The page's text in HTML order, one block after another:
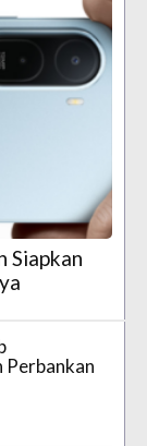
Siapkan
Perbankan